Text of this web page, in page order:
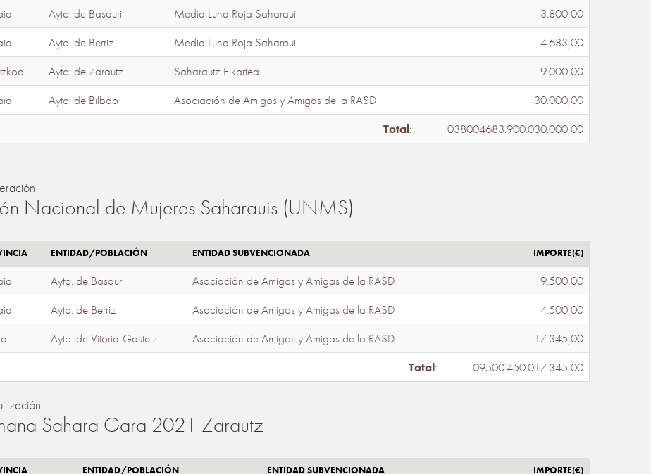
Ayto. de Basauri Media Luna Roja Saharaui
3.800,00
Ayto. de Berriz Media Luna Roja Saharaui
4.683,00
Ayto. de Zarautz Saharautz Elkartea
9.000,00
Ayto. de Bilbao Asociación de Amigos y Amigas de la RASD
30.000,00
Total: 038004683.900.030.000,00
Nacional de Mujeres Saharauis (UNMS)
ENTIDAD/POBLACIÓN ENTIDAD SUBVENCIONADA IMPORTE(€)
Ayto. de Basauri Asociación de Amigos y Amigas de la RASD
9.500,00
Ayto. de Berriz Asociación de Amigos y Amigas de la RASD
4.500,00
Ayto. de Vitoria-Gasteiz Asociación de Amigos y Amigas de la RASD
17.345,00
Total: 09500.450.017.345,00
Sahara Gara 2021 Zarautz
ENTIDAD/POBLACIÓN ENTIDAD SUBVENCIONADA IMPORTE(€)